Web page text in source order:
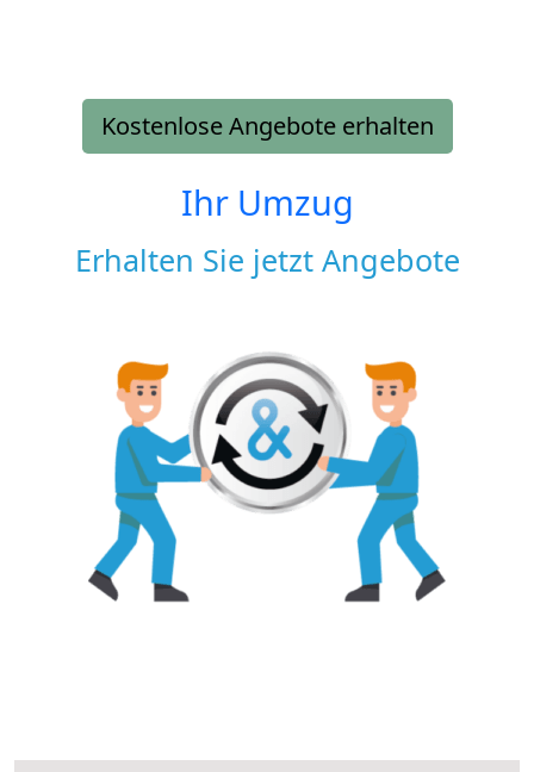
Kostenlose Angebote erhalten
Ihr Umzug
Erhalten Sie jetzt Angebote